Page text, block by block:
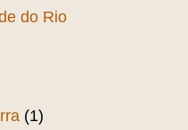
do Rio
(1)